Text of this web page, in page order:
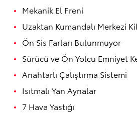
Mekanik El Freni
Uzaktan Kumandalı Merkezi
Ön Sis Farları Bulunmuyor
Sürücü ve Ön Yolcu Emniyet
Anahtarlı Çalıştırma Sistemi
Isıtmalı Yan Aynalar
7 Hava Yastığı